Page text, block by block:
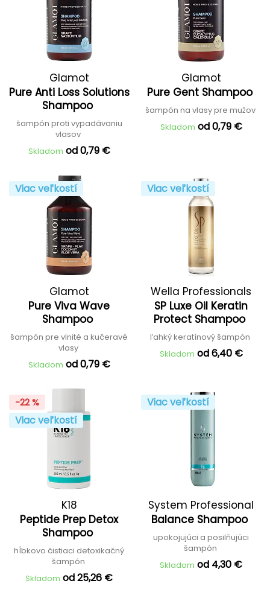
Glamot
Pure Anti Loss Solutions
Shampoo
šampón proti vypadávaniu
vlasov
Skladom od 0,79 €
Glamot
Pure Gent Shampoo
šampón na vlasy pre mužov
Skladom od 0,79 €
Viac veľkostí
Glamot
Pure Viva Wave
Shampoo
šampón pre vlnité a kučeravé
vlasy
Skladom od 0,79 €
Viac veľkostí
Wella Professionals
SP Luxe Oil Keratin
Protect Shampoo
ľahký keratínový šampón
Skladom od 6,40 €
-22 %
Viac veľkostí
K18
Peptide Prep Detox
Shampoo
hĺbkovo čistiaci detoxikačný
šampón
Skladom od 25,26 €
Viac veľkostí
System Professional
Balance Shampoo
upokojujúci a posilňujúci
šampón
Skladom od 4,30 €